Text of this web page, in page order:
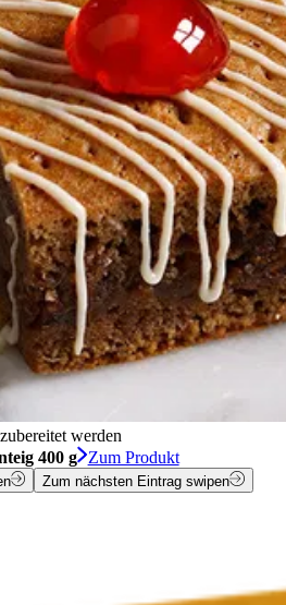
werden
400 g
Zum Produkt
Zum nächsten Eintrag swipen